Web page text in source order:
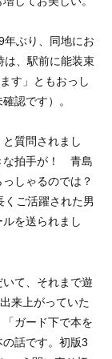
ぶり、同地にお
は、駅前に能装束
す」ともおっし
認です）。
質問されまし
な拍手が！ 青島
しゃるのでは？
ご活躍された男
を送られまし
て、それまで遊
来上がっていた
ガード下で本を
話です。初版3